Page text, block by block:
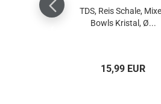
TDS, Reis Schale,
Bowls Kristal, Ø...
15,99 EUR